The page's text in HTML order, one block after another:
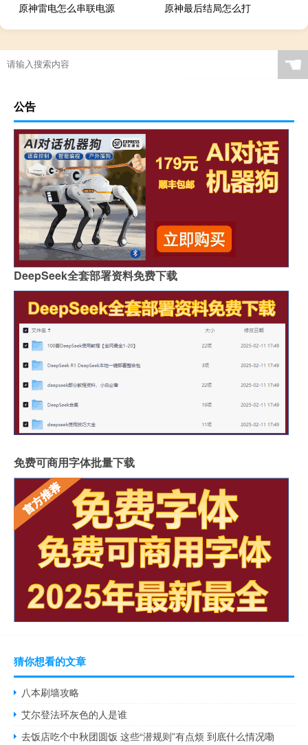
原神雷电怎么串联电源
原神最后结局怎么打
☚
公告
DeepSeek全套部署资料免费下载
免费可商用字体批量下载
猜你想看的文章
八本刷墙攻略
艾尔登法环灰色的人是谁
去饭店吃个中秋团圆饭 这些“潜规则”有点烦 到底什么情况嘞